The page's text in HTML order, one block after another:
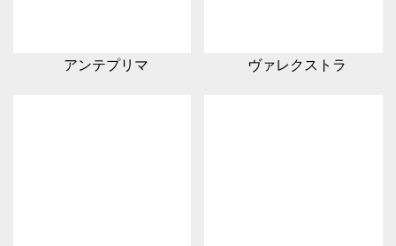
アンテプリマ ヴァレクストラ